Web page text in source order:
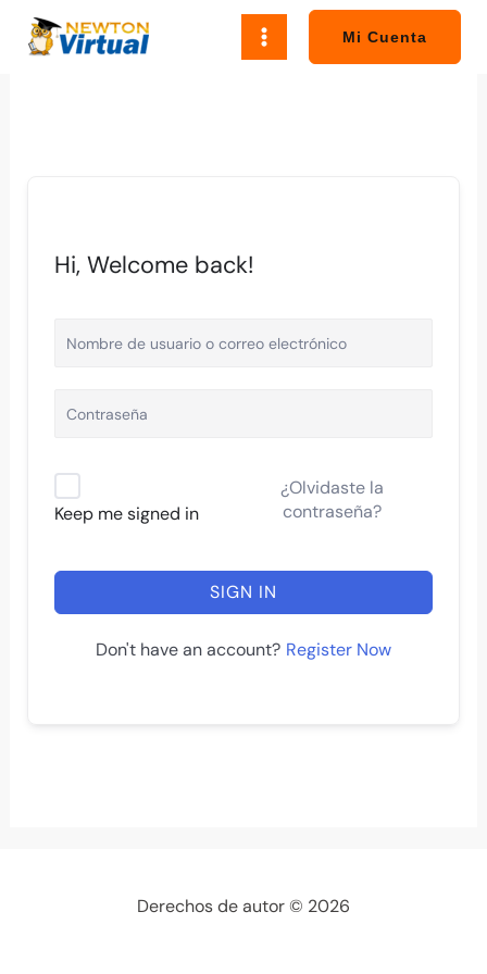
Mi Cuenta
Hi, Welcome back!
Keep me signed in
¿Olvidaste la
contraseña?
SIGN IN
Don't have an account? Register Now
Derechos de autor © 2026